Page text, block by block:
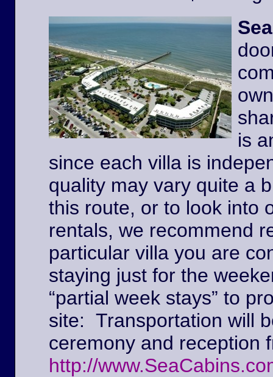
is
since each villa is
quality may vary quite a
this route, or to look into
rentals, we recommend
particular villa you are
staying just for the
“partial week stays” to
site: Transportation will
ceremony and reception
http://